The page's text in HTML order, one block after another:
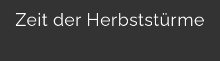
Zeit der Herbststürme